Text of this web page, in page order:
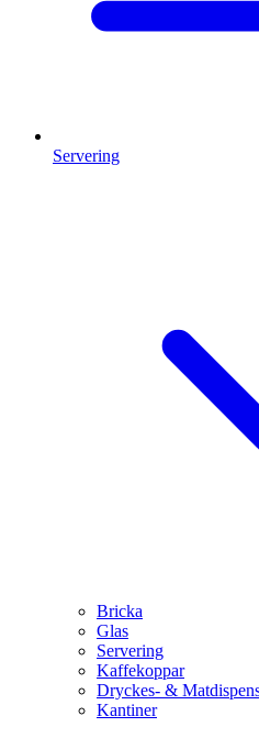
Servering
Bricka
Glas
Servering
Kaffekoppar
Dryckes- &
Kantiner